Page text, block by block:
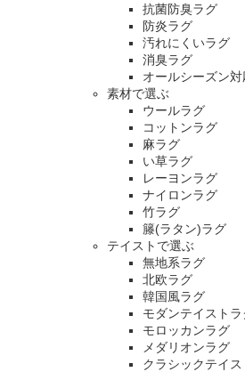
抗菌防臭ラグ
防炎ラグ
汚れにくいラグ
消臭ラグ
オールシーズン
素材で選ぶ
ウールラグ
コットンラグ
麻ラグ
い草ラグ
レーヨンラグ
ナイロンラグ
竹ラグ
籐(ラタン)ラグ
テイストで選ぶ
無地系ラグ
北欧ラグ
韓国風ラグ
モダンテイストラ
モロッカンラグ
メダリオンラグ
クラシックテイ